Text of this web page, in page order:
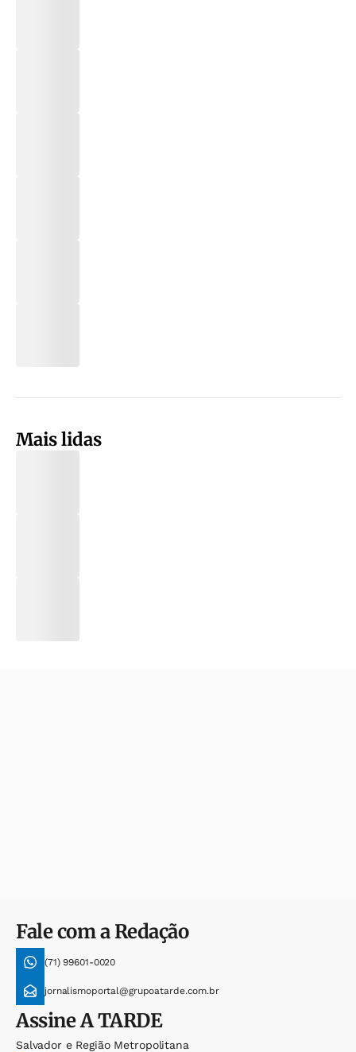
Mais lidas
Fale com a Redação
(71) 99601-0020
jornalismoportal@grupoatarde.com.br
AssineA TARDE
Salvador e Região Metropolitana